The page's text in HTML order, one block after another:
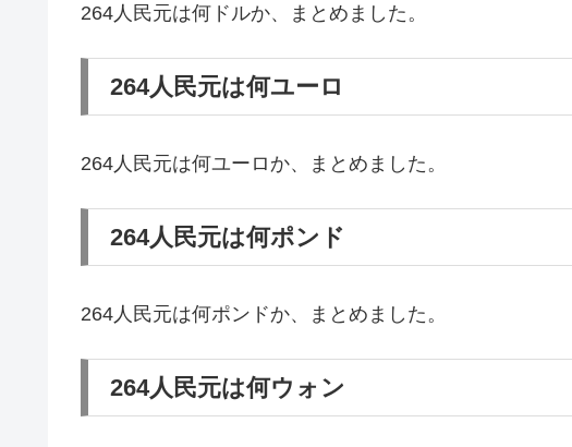
264人民元は何ドルか、まとめました。
264人民元は何ユーロ
264人民元は何ユーロか、まとめました。
264人民元は何ポンド
264人民元は何ポンドか、まとめました。
264人民元は何ウォン